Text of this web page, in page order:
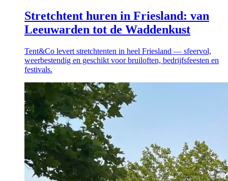
Stretchtent huren in Friesland: van
Leeuwarden tot de Waddenkust
Tent&Co levert stretchtenten in heel Friesland — sfeervol,
weerbestendig en geschikt voor bruiloften, bedrijfsfeesten en
festivals.